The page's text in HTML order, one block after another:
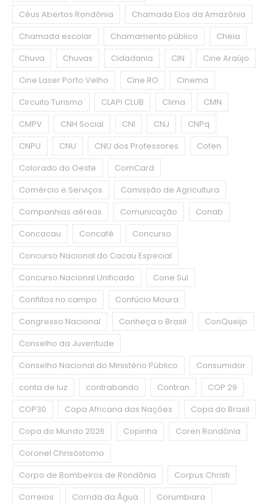
Céus Abertos Rondônia
Chamada Elos da Amazônia
Chamada escolar
Chamamento público
Cheia
Chuva
Chuvas Cidadania CIN
Cine Araújo
Cine Laser Porto Velho
Cine RO
Cinema
Circuito Turismo
CLAPI CLUB Clima
CMN
CMPV
CNH Social CNI CNJ
CNPq
CNPU
CNU CNU dos Professores
Cofen
Colorado do Oeste
ComCard
Comércio e Serviços
Comissão de Agricultura
Companhias aéreas
Comunicação
Conab
Concacau
Concafé
Concurso
Concurso Nacional do Cacau Especial
Concurso Nacional Unificado
Cone Sul
Conflitos no campo
Confúcio Moura
Congresso Nacional
Conheça o Brasil
ConQueijo
Conselho da Juventude
Conselho Nacional do Ministério Público
Consumidor
conta de luz
contrabando Contran
COP 29
COP30
Copa Africana das Nações
Copa do Brasil
Copa do Mundo 2026
Copinha
Coren Rondônia
Coronel Chrisóstomo
Corpo de Bombeiros de Rondônia
Corpus Christi
Correios
Corrida da Água
Corumbiara